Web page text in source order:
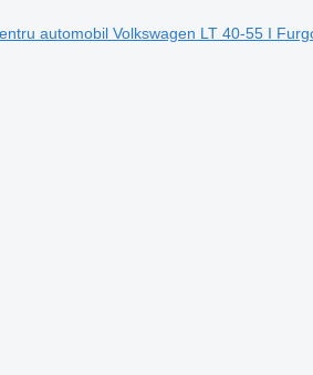
automobil Volkswagen LT 40-55 I